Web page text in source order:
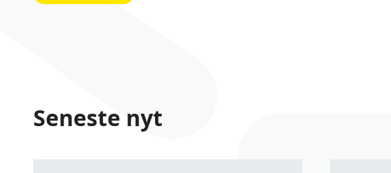
Seneste nyt